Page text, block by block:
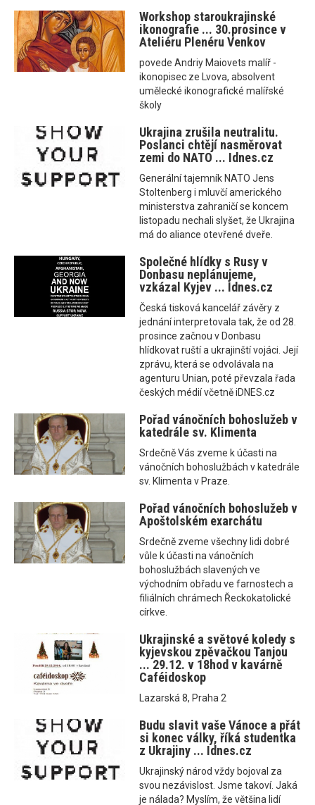
Workshop staroukrajinské
ikonografie ... 30.prosince v
Ateliéru Plenéru Venkov
povede Andriy Maiovets malíř -
ikonopisec ze Lvova, absolvent
umělecké ikonografické malířské
školy
Ukrajina zrušila neutralitu.
Poslanci chtějí nasměrovat
zemi do NATO ... Idnes.cz
Generální tajemník NATO Jens
Stoltenberg i mluvčí amerického
ministerstva zahraničí se koncem
listopadu nechali slyšet, že Ukrajina
má do aliance otevřené dveře.
Společné hlídky s Rusy v
Donbasu neplánujeme,
vzkázal Kyjev ... Idnes.cz
Česká tisková kancelář závěry z
jednání interpretovala tak, že od 28.
prosince začnou v Donbasu
hlídkovat ruští a ukrajinští vojáci. Její
zprávu, která se odvolávala na
agenturu Unian, poté převzala řada
českých médií včetně iDNES.cz
Pořad vánočních bohoslužeb v
katedrále sv. Klimenta
Srdečně Vás zveme k účasti na
vánočních bohoslužbách v katedrále
sv. Klimenta v Praze.
Pořad vánočních bohoslužeb v
Apoštolském exarchátu
Srdečně zveme všechny lidi dobré
vůle k účasti na vánočních
bohoslužbách slavených ve
východním obřadu ve farnostech a
filiálních chrámech Řeckokatolické
církve.
Ukrajinské a světové koledy s
kyjevskou zpěvačkou Tanjou
... 29.12. v 18hod v kavárně
Caféidoskop
Lazarská 8, Praha 2
Budu slavit vaše Vánoce a přát
si konec války, říká studentka
z Ukrajiny ... Idnes.cz
Ukrajinský národ vždy bojoval za
svou nezávislost. Jsme takoví. Jaká
je nálada? Myslím, že většina lidí